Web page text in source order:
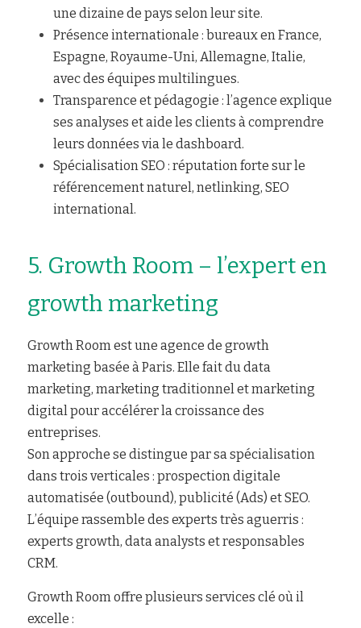
une dizaine de pays selon leur site.
Présence internationale : bureaux en France,
Espagne, Royaume-Uni, Allemagne, Italie,
avec des équipes multilingues.
Transparence et pédagogie : l’agence explique
ses analyses et aide les clients à comprendre
leurs données via le dashboard.
Spécialisation SEO : réputation forte sur le
référencement naturel, netlinking, SEO
international.
5. Growth Room – l’expert en
growth marketing
Growth Room est une agence de growth
marketing basée à Paris. Elle fait du data
marketing, marketing traditionnel et marketing
digital pour accélérer la croissance des
entreprises.
Son approche se distingue par sa spécialisation
dans trois verticales : prospection digitale
automatisée (outbound), publicité (Ads) et SEO.
L’équipe rassemble des experts très aguerris :
experts growth, data analysts et responsables
CRM.
Growth Room offre plusieurs services clé où il
excelle :